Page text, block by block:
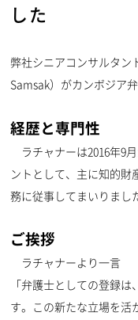
した
弊社シニアコンサルタ
Samsak）がカンボジア
経歴と専門性
ラチャナーは2016年9
ントとして、主に知的財
務に従事してまいりまし
ご挨拶
ラチャナーより一言
「弁護士としての登録
す。この新たな立場を活